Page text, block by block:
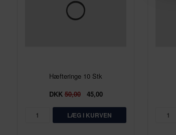
Hæfteringe 10 Stk
DKK50,00 45,00